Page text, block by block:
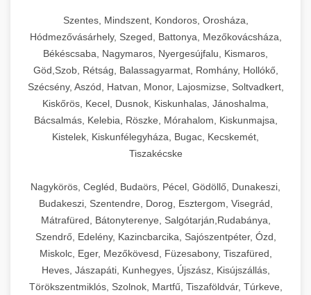
Szentes, Mindszent, Kondoros, Orosháza,
Hódmezővásárhely, Szeged, Battonya, Mezőkovácsháza,
Békéscsaba, Nagymaros, Nyergesújfalu, Kismaros,
Göd,Szob, Rétság, Balassagyarmat, Romhány, Hollókő,
Szécsény, Aszód, Hatvan, Monor, Lajosmizse, Soltvadkert,
Kiskőrös, Kecel, Dusnok, Kiskunhalas, Jánoshalma,
Bácsalmás, Kelebia, Röszke, Mórahalom, Kiskunmajsa,
Kistelek, Kiskunfélegyháza, Bugac, Kecskemét,
Tiszakécske
Nagykörös, Cegléd, Budaörs, Pécel, Gödöllő, Dunakeszi,
Budakeszi, Szentendre, Dorog, Esztergom, Visegrád,
Mátrafüred, Bátonyterenye, Salgótarján,Rudabánya,
Szendrő, Edelény, Kazincbarcika, Sajószentpéter, Ózd,
Miskolc, Eger, Mezőkövesd, Füzesabony, Tiszafüred,
Heves, Jászapáti, Kunhegyes, Újszász, Kisújszállás,
Törökszentmiklós, Szolnok, Martfű, Tiszaföldvár, Túrkeve,